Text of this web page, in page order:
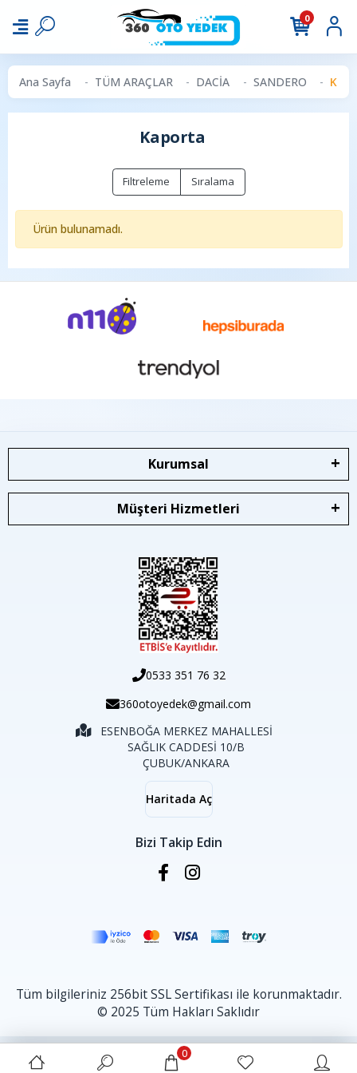
0
Ana Sayfa TÜM ARAÇLAR DACİA SANDERO
Kaporta
Filtreleme Sıralama
Ürün bulunamadı.
Kurumsal
Müşteri Hizmetleri
0533 351 76 32
360otoyedek@gmail.com
ESENBOĞA MERKEZ MAHALLESİ
SAĞLIK CADDESİ 10/B
ÇUBUK/ANKARA
Haritada Aç
Bizi Takip Edin
Tüm bilgileriniz 256bit SSL Sertifikası ile korunmaktadır.
© 2025 Tüm Hakları Saklıdır
0